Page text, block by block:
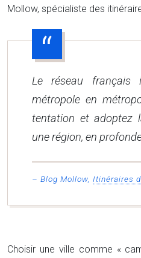
Mollow, spécialiste des
Le réseau
métropole en
tentation et adoptez
une région, en
– Blog Mollow, Itinéraires
Choisir une ville comme «